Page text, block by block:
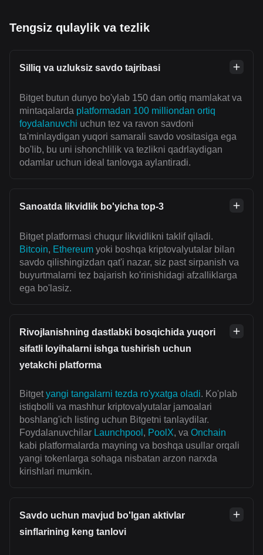
Tengsiz qulaylik va tezlik
Silliq va uzluksiz savdo tajribasi
Bitget butun dunyo bo'ylab 150 dan ortiq mamlakat va
mintaqalarda platformadan 100 milliondan ortiq
foydalanuvchi uchun tez va ravon savdoni
ta'minlaydigan yuqori samarali savdo vositasiga ega
bo'lib, bu uni ishonchlilik va tezlikni qadrlaydigan
odamlar uchun ideal tanlovga aylantiradi.
Sanoatda likvidlik bo'yicha top-3
Bitget platformasi chuqur likvidlikni taklif qiladi.
Bitcoin, Ethereum yoki boshqa kriptovalyutalar bilan
savdo qilishingizdan qat'i nazar, siz past sirpanish va
buyurtmalarni tez bajarish ko'rinishidagi afzalliklarga
ega bo'lasiz.
Rivojlanishning dastlabki bosqichida yuqori
sifatli loyihalarni ishga tushirish uchun
yetakchi platforma
Bitget yangi tangalarni tezda ro'yxatga oladi. Ko'plab
istiqbolli va mashhur kriptovalyutalar jamoalari
boshlang'ich listing uchun Bitgetni tanlaydilar.
Foydalanuvchilar Launchpool , PoolX, va Onchain
kabi platformalarda mayning va boshqa usullar orqali
yangi tokenlarga sohaga nisbatan arzon narxda
kirishlari mumkin.
Savdo uchun mavjud bo'lgan aktivlar
sinflarining keng tanlovi